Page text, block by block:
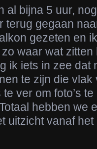
al bijna 5 uur,
terug gegaan
gezeten en
waar wat zitten
ik iets in zee dat
te zijn die
ver om foto’s
hebben we
uitzicht vanaf